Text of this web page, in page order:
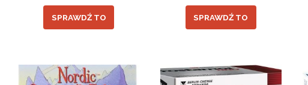
SPRAWDŹ TO SPRAWDŹ TO